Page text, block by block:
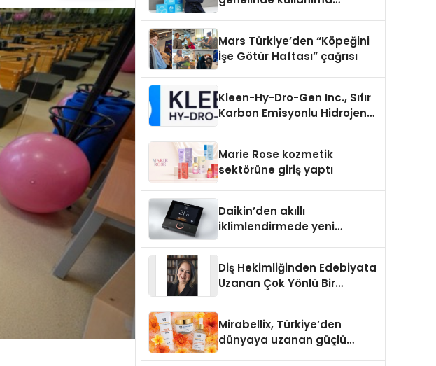
Mars Türkiye’den “Köpeğini
İşe Götür Haftası” çağrısı
Kleen-Hy-Dro-Gen Inc., Sıfır
Karbon Emisyonlu Hidrojen
Aldı
Marie Rose kozmetik
sektörüne giriş yaptı
Daikin’den akıllı
iklimlendirmede yeni
Diş Hekimliğinden Edebiyata
Uzanan Çok Yönlü Bir
Mirabellix, Türkiye’den
dünyaya uzanan güçlü